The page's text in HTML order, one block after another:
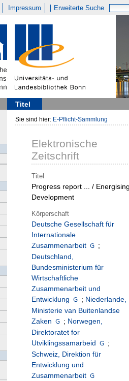
Impressum Erweiterte Suche
Titel
Sie sind hier: E-Pflicht-Sammlung
Elektronische
Zeitschrift
Titel
Progress report ... /
Development
Körperschaft
Deutsche Gesellschaft für
Internationale
Zusammenarbeit
;
Deutschland,
Bundesministerium für
Wirtschaftliche
Zusammenarbeit und
Entwicklung
; Niederlande,
Ministerie van Buitenlandse
Zaken
; Norwegen,
Direktoratet for
Utviklingssamarbeid
;
Schweiz, Direktion für
Entwicklung und
Zusammenarbeit